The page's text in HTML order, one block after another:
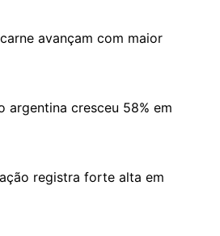
avançam com maior
argentina cresceu 58% em
registra forte alta em